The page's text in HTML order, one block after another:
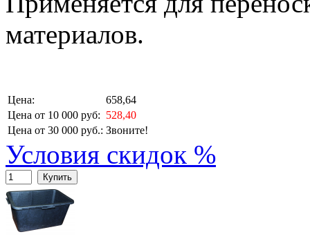
материалов.
Цена:
658,64
Цена от 10 000 руб: 528,40
Цена от 30 000 руб.: Звоните!
Условия скидок %
Купить